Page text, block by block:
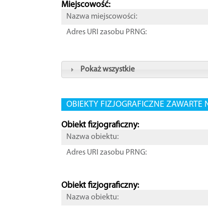
Miejscowość:
Nazwa miejscowości:
Adres URI zasobu PRNG:
Pokaż wszystkie
OBIEKTY FIZJOGRAFICZNE ZAWARTE
Obiekt fizjograficzny:
Nazwa obiektu:
Adres URI zasobu PRNG:
Obiekt fizjograficzny:
Nazwa obiektu: